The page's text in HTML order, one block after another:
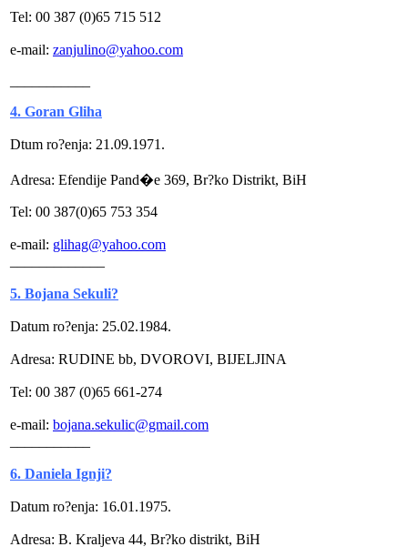
Tel: 00 387 (0)65 715 512
e-mail: zanjulino@yahoo.com
4. Goran Gliha
Dtum ro?enja: 21.09.1971.
Adresa: Efendije Pand�e 369, Br?ko Distrikt, BiH
Tel: 00 387(0)65 753 354
e-mail: glihag@yahoo.com
5. Bojana Sekuli?
Datum ro?enja: 25.02.1984.
Adresa: RUDINE bb, DVOROVI, BIJELJINA
Tel: 00 387 (0)65 661-274
e-mail: bojana.sekulic@gmail.com
6. Daniela Ignji?
Datum ro?enja: 16.01.1975.
Adresa: B. Kraljeva 44, Br?ko distrikt, BiH